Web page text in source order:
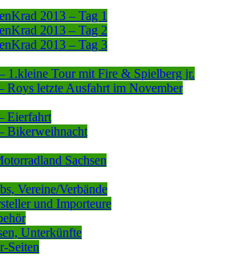
2013 – Tag 1
2013 – Tag 2
2013 – Tag 3
1.kleine Tour mit Fire & Spielberg jr.
Roys letzte Ausfahrt im November
Eierfahrt
Bikerweihnacht
Sachsen
Vereine/Verbände
und Importeure
Unterkünfte
Seiten